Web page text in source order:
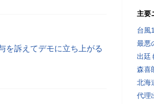
を訴えてデモに立ち上がる
主要
台風
最悪
出廷
森喜
北海
代理